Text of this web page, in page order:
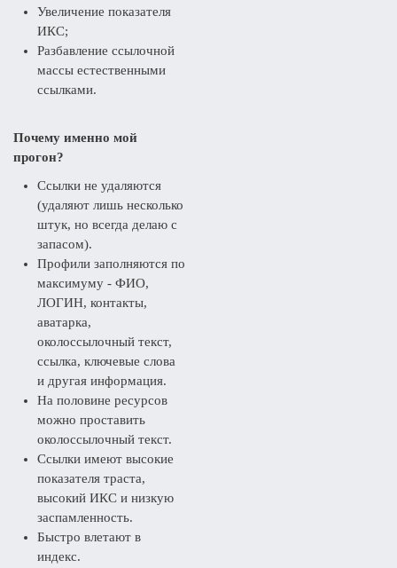
Увеличение показателя
ИКС;
Разбавление ссылочной
массы естественными
ссылками.
Почему именно мой
прогон?
Ссылки не удаляются
(удаляют лишь несколько
штук, но всегда делаю с
запасом).
Профили заполняются по
максимуму - ФИО,
ЛОГИН, контакты,
аватарка,
околоссылочный текст,
ссылка, ключевые слова
и другая информация.
На половине ресурсов
можно проставить
околоссылочный текст.
Ссылки имеют высокие
показателя траста,
высокий ИКС и низкую
заспамленность.
Быстро влетают в
индекс.